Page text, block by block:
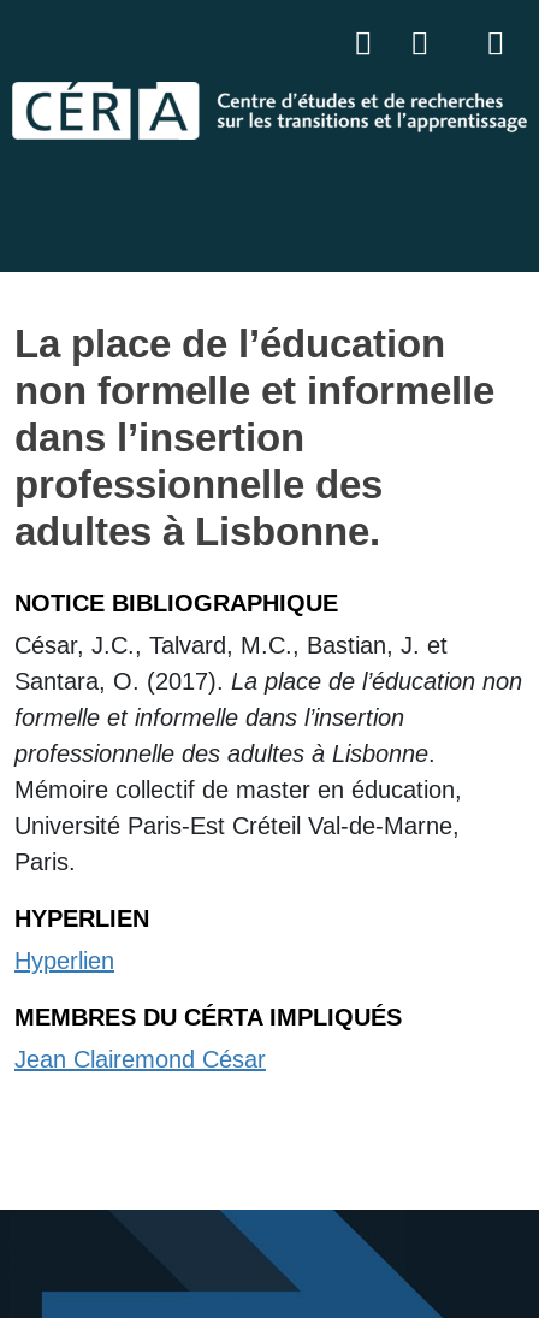
La place de l’éducation
non formelle et informelle
dans l’insertion
professionnelle des
adultes à Lisbonne.
NOTICE BIBLIOGRAPHIQUE
César, J.C., Talvard, M.C., Bastian, J. et
Santara, O. (2017). La place de l’éducation non
formelle et informelle dans l’insertion
professionnelle des adultes à Lisbonne.
Mémoire collectif de master en éducation,
Université Paris-Est Créteil Val-de-Marne,
Paris.
HYPERLIEN
Hyperlien
MEMBRES DU CÉRTA IMPLIQUÉS
Jean Clairemond César